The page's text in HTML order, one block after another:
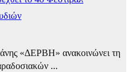
«ΔΕΡΒΗ» ανακοινώνει τη
...